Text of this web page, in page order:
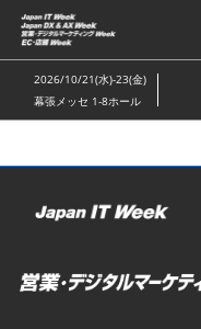
ス
キ
ッ
し
2026/10/21(水)-23(金)
幕張メッセ 1-8ホール